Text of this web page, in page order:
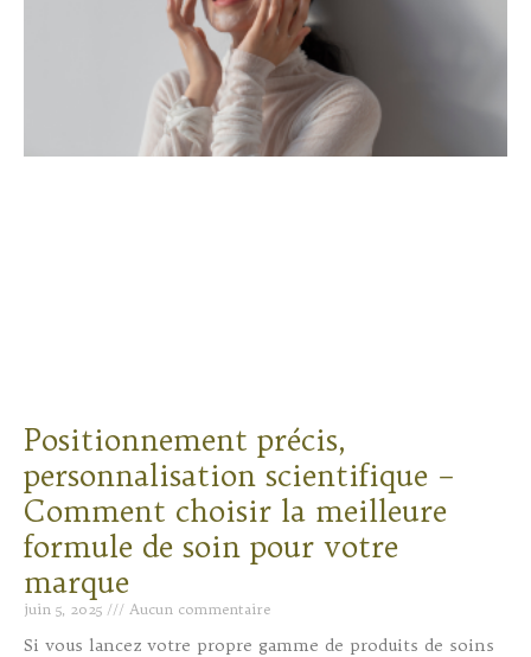
Positionnement précis,
personnalisation scientifique –
Comment choisir la meilleure
formule de soin pour votre
marque
juin 5, 2025 Aucun commentaire
Si vous lancez votre propre gamme de produits de soins